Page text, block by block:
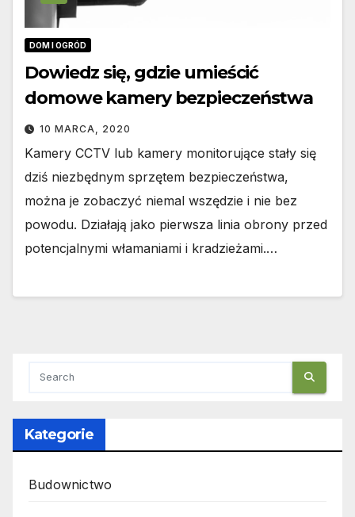
DOM I OGRÓD
Dowiedz się, gdzie umieścić
domowe kamery bezpieczeństwa
10 MARCA, 2020
Kamery CCTV lub kamery monitorujące stały się
dziś niezbędnym sprzętem bezpieczeństwa,
można je zobaczyć niemal wszędzie i nie bez
powodu. Działają jako pierwsza linia obrony przed
potencjalnymi włamaniami i kradzieżami.…
Kategorie
Budownictwo